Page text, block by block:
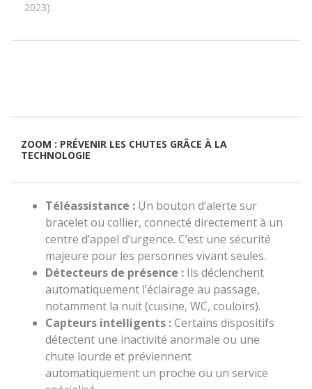
2023).
ZOOM : PRÉVENIR LES CHUTES GRÂCE À LA
TECHNOLOGIE
Téléassistance : Un bouton d’alerte sur
bracelet ou collier, connecté directement à un
centre d’appel d’urgence. C’est une sécurité
majeure pour les personnes vivant seules.
Détecteurs de présence : Ils déclenchent
automatiquement l’éclairage au passage,
notamment la nuit (cuisine, WC, couloirs).
Capteurs intelligents :Certains dispositifs
détectent une inactivité anormale ou une
chute lourde et préviennent
automatiquement un proche ou un service